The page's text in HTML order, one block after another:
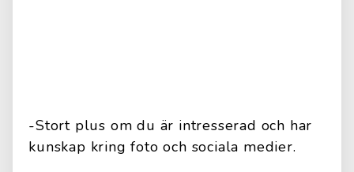
-Stort plus om du är intresserad och har
kunskap kring foto och sociala medier.